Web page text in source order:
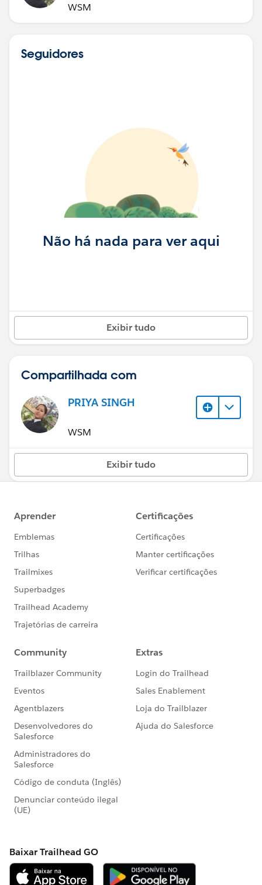
WSM
Seguidores
Não há nada para ver aqui
Exibir tudo
Compartilhada com
PRIYA SINGH
WSM
Exibir tudo